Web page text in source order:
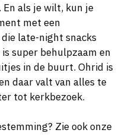
als je wilt, kun je
met een
late-night snacks
super behulpzaam en
in de buurt. Ohrid is
daar valt van alles te
tot kerkbezoek.
Zie ook onze